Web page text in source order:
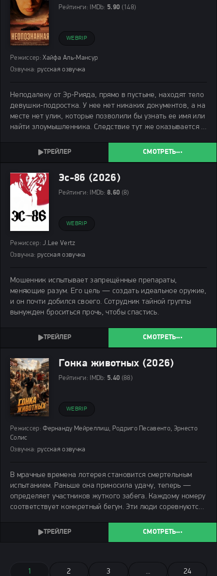
Рейтинги: IMDb: 5.90 (148)
WEBRIP
Режиссер: Хайфа Аль-Мансур
Озвучка: русская озвучка
Неподалеку от Эр-Рияда, прямо в пустыне, находят тело
девушки-подростка. У нее нет никаких документов, а на
месте нет улик, которые позволили бы узнать ее имя или
найти злоумышленника. Следствие тут же оказывается в
делопроизводителем и до сих пор не
СМОТРЕТЬ
Эс-86 (2026)
Рейтинги: IMDb:8.60 (8)
WEBRIP
Режиссер: J.Lee Vertz
Озвучка: русская озвучка
Мошенник испытывает запрещённые препараты,
меняющие разум. Его цель — создать идеальное оружие,
и он почти добился своего. Сотрудник тайной группы
вынужден броситься прочь, чтобы спастись.
СМОТРЕТЬ
Гонка животных (2026)
Рейтинги: IMDb: 5.40 (88)
WEBRIP
Режиссер: Фернанду Мейреллиш, Родриго Песавенто, Эрнесто
Солис
Озвучка: русская озвучка
В мрачные времена лотерея становится смертельным
испытанием. Раньше она приносила удачу, теперь —
определяет участников жуткого забега. Каждому номеру
соответствует конкретный бегун. Эти люди соревнуются
СМОТРЕТЬ
1 2 3 ... 24